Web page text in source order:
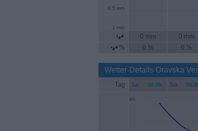
0.5 mm
1 mm
0 mm 0 mm
%
0 % 0 %
Wetter-Details Oravska
Tag Sa. 08.08. So.
40